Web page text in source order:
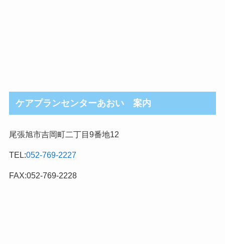
ケアプランセンターあおい 案内
尾張旭市吉岡町二丁目9番地12
TEL:052-769-2227
FAX:052-769-2228